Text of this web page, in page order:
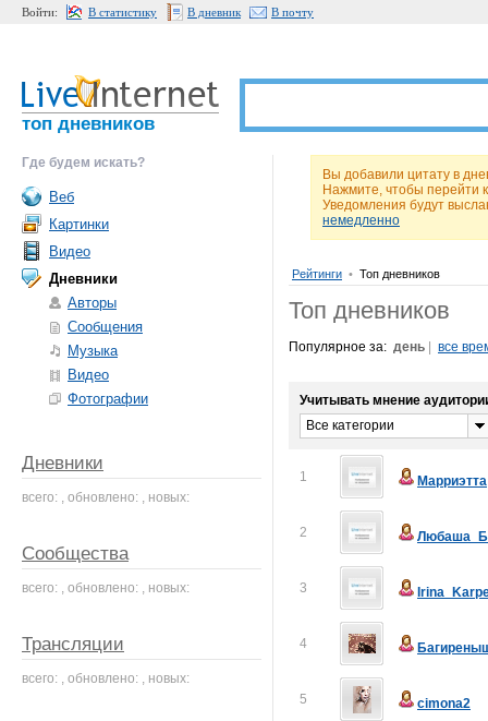
Войти: В статистику В дневник В почту
топ дневников
Вы добавили цитату в
Нажмите, чтобы перейти
Уведомления будут
немедленно
Рейтинги • Топ дневников
Топ дневников
Популярное за: день все
Учитывать мнение
Все категории
1 Марриэтта
2
3
4
5 cimona2
Где будем искать?
Веб
Картинки
Видео
Дневники
Авторы
Сообщения
Музыка
Видео
Фотографии
Дневники
всего: , обновлено: , новых:
Сообщества
всего: , обновлено: , новых:
Трансляции
всего: , обновлено: , новых: